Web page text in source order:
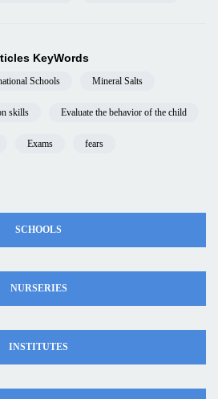
KeyWords
Schools Mineral Salts
skills Evaluate the behavior of the child
Exams fears
SCHOOLS
NURSERIES
INSTITUTES